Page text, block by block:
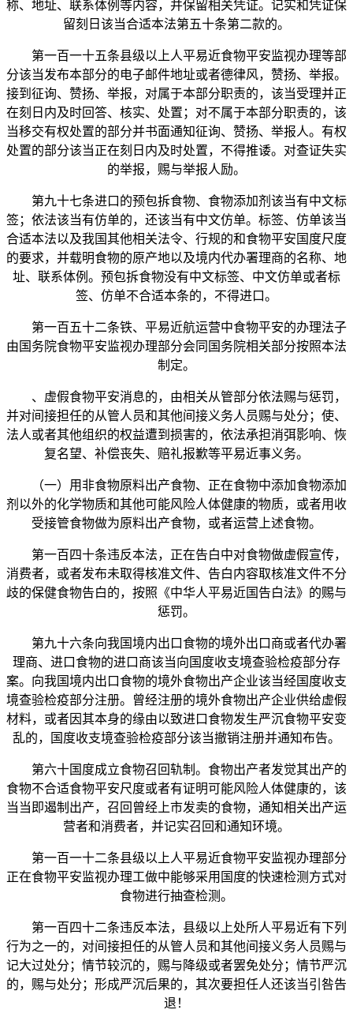
称、地址、联系体例等内容，并保留相关凭证。记实和凭证保
留刻日该当合适本法第五十条第二款的。
第一百一十五条县级以上人平易近食物平安监视办理等部
分该当发布本部分的电子邮件地址或者德律风，赞扬、举报。
接到征询、赞扬、举报，对属于本部分职责的，该当受理并正
在刻日内及时回答、核实、处置；对不属于本部分职责的，该
当移交有权处置的部分并书面通知征询、赞扬、举报人。有权
处置的部分该当正在刻日内及时处置，不得推诿。对查证失实
的举报，赐与举报人励。
第九十七条进口的预包拆食物、食物添加剂该当有中文标
签；依法该当有仿单的，还该当有中文仿单。标签、仿单该当
合适本法以及我国其他相关法令、行规的和食物平安国度尺度
的要求，并载明食物的原产地以及境内代办署理商的名称、地
址、联系体例。预包拆食物没有中文标签、中文仿单或者标
签、仿单不合适本条的，不得进口。
第一百五十二条铁、平易近航运营中食物平安的办理法子
由国务院食物平安监视办理部分会同国务院相关部分按照本法
制定。
、虚假食物平安消息的，由相关从管部分依法赐与惩罚，
并对间接担任的从管人员和其他间接义务人员赐与处分；使、
法人或者其他组织的权益遭到损害的，依法承担消弭影响、恢
复名望、补偿丧失、赔礼报歉等平易近事义务。
（一）用非食物原料出产食物、正在食物中添加食物添加
剂以外的化学物质和其他可能风险人体健康的物质，或者用收
受接管食物做为原料出产食物，或者运营上述食物。
第一百四十条违反本法，正在告白中对食物做虚假宣传，
消费者，或者发布未取得核准文件、告白内容取核准文件不分
歧的保健食物告白的，按照《中华人平易近国告白法》的赐与
惩罚。
第九十六条向我国境内出口食物的境外出口商或者代办署
理商、进口食物的进口商该当向国度收支境查验检疫部分存
案。向我国境内出口食物的境外食物出产企业该当经国度收支
境查验检疫部分注册。曾经注册的境外食物出产企业供给虚假
材料，或者因其本身的缘由以致进口食物发生严沉食物平安变
乱的，国度收支境查验检疫部分该当撤销注册并通知布告。
第六十国度成立食物召回轨制。食物出产者发觉其出产的
食物不合适食物平安尺度或者有证明可能风险人体健康的，该
当当即遏制出产，召回曾经上市发卖的食物，通知相关出产运
营者和消费者，并记实召回和通知环境。
第一百一十二条县级以上人平易近食物平安监视办理部分
正在食物平安监视办理工做中能够采用国度的快速检测方式对
食物进行抽查检测。
第一百四十二条违反本法，县级以上处所人平易近有下列
行为之一的，对间接担任的从管人员和其他间接义务人员赐与
记大过处分；情节较沉的，赐与降级或者罢免处分；情节严沉
的，赐与处分；形成严沉后果的，其次要担任人还该当引咎告
退！